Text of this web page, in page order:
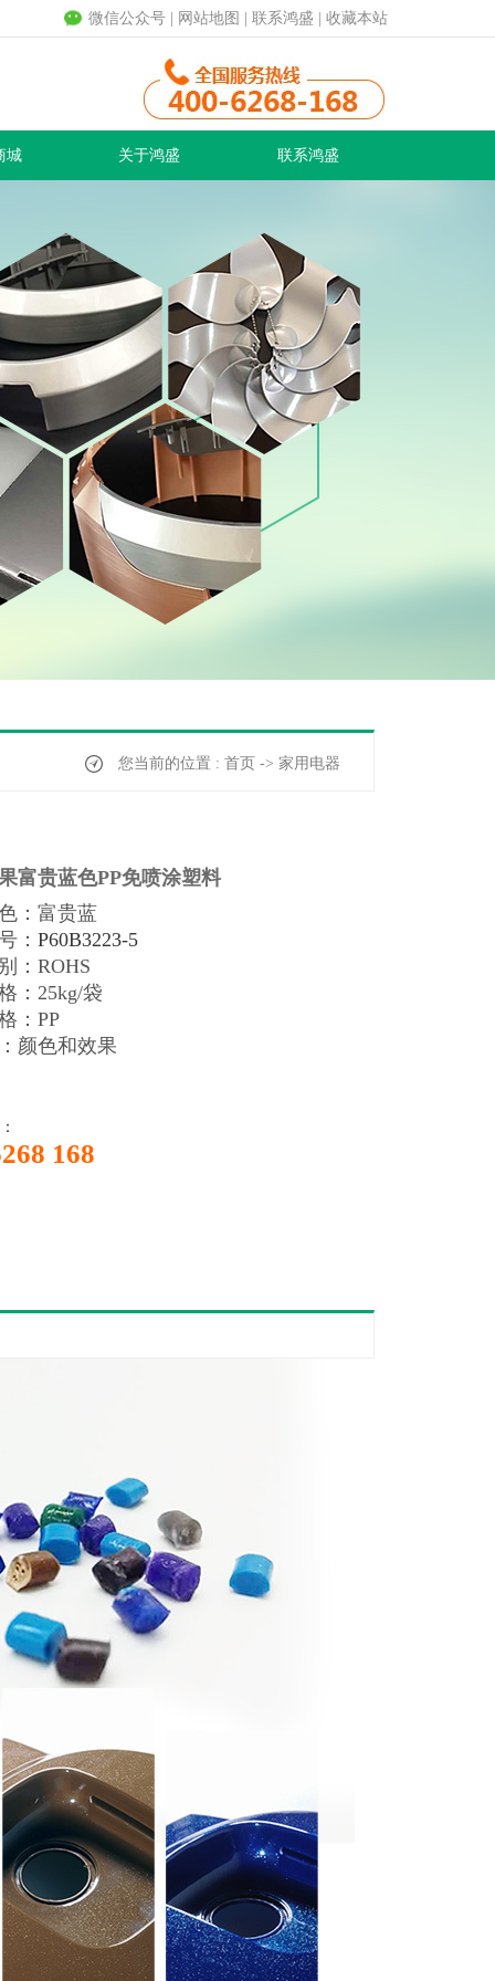
微信公众号 网站地图 联系鸿盛 收藏本站
城 关于鸿盛 联系鸿盛
您当前的位置 : 首页 -> 家用电器
富贵蓝色PP免喷涂塑料
：富贵蓝
： P60B3223-5
： ROHS
：25kg/袋
：PP
颜色和效果
168